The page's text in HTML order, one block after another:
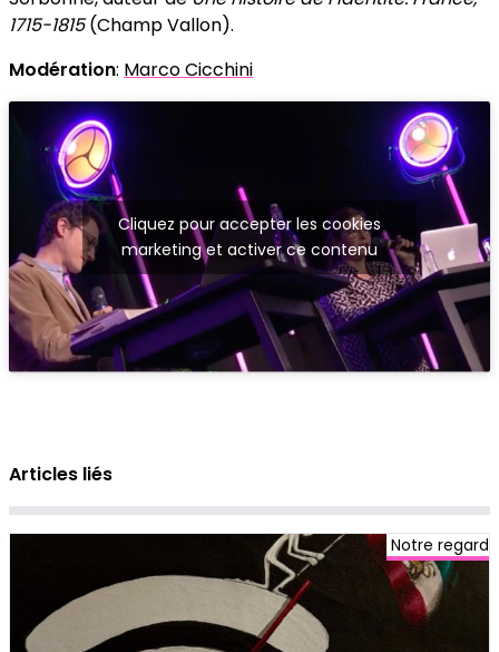
1715-1815(Champ Vallon).
Modération: Marco Cicchini
Cliquez pour accepter les cookies
marketing et activer ce contenu
Articles liés
Notre regard